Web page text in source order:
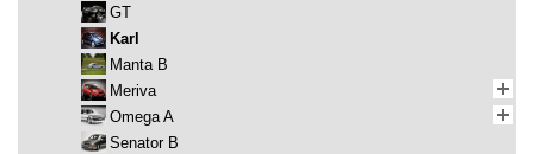
GT
Karl
Manta B
Meriva
Omega A
Senator B